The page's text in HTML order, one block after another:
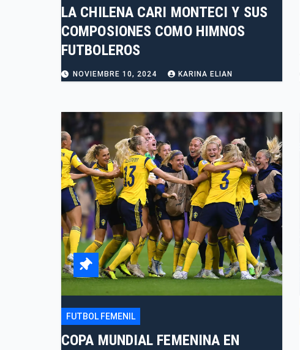
LA CHILENA CARI MONTECI Y SUS
COMPOSIONES COMO HIMNOS
FUTBOLEROS
NOVIEMBRE 10, 2024 KARINA ELIAN
FUTBOL FEMENIL
COPA MUNDIAL FEMENINA EN